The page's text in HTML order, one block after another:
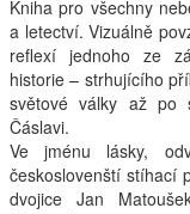
Ostatní
English
Obchodní podmínky
Kniha pro všechny
a letectví. Vizuálně
reflexí jednoho ze
historie – strhujícího
světové války až po
Čáslavi.
Ve jménu lásky,
českoslovenští stíhací
dvojice Jan